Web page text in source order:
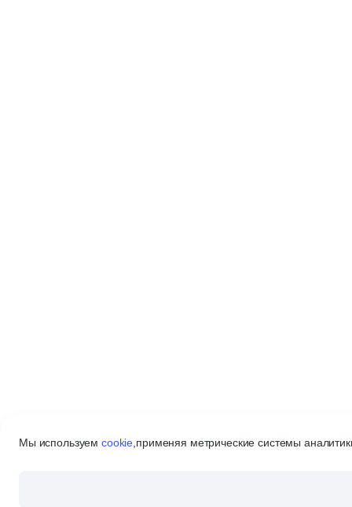
Мы используемcookie применяя метрические системы